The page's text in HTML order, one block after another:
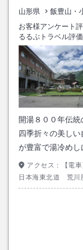
山形県 飯豊山・
お客様アンケート
るるぶトラベル評価
開湯８００年伝統の湯を贅沢
四季折々の美し
が豊富で湯冷め
アクセス：
【電
日本海東北道 荒川